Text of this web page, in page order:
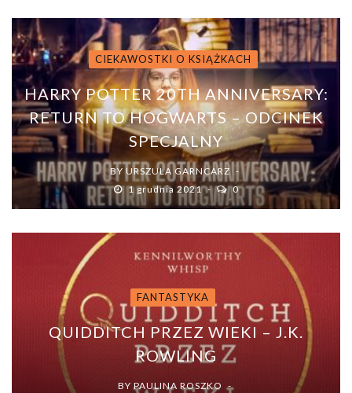
CIEKAWOSTKI O KSIĄŻKACH
HARRY POTTER 20TH ANNIVERSARY:
RETURN TO HOGWARTS – ODCINEK
SPECJALNY
BY URSZULA GARNCARZ
1 grudnia 2021
0
FANTASTYKA
QUIDDITCH PRZEZ WIEKI – J.K.
ROWLING
BYPAULINA ROSZKO